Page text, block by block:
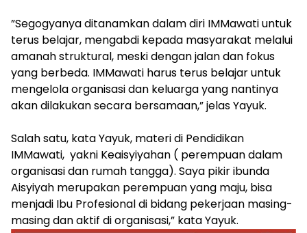
​”Segogyanya ditanamkan dalam diri IMMawati untuk
terus belajar, mengabdi kepada masyarakat melalui
amanah struktural, meski dengan jalan dan fokus
yang berbeda. IMMawati harus terus belajar untuk
mengelola organisasi dan keluarga yang nantinya
akan dilakukan secara bersamaan,” jelas Yayuk.
Salah satu, kata Yayuk, materi di Pendidikan
IMMawati, yakni Keaisyiyahan ( perempuan dalam
organisasi dan rumah tangga). Saya pikir ibunda
Aisyiyah merupakan perempuan yang maju, bisa
menjadi Ibu Profesional di bidang pekerjaan masing-
masing dan aktif di organisasi,” kata Yayuk. ​